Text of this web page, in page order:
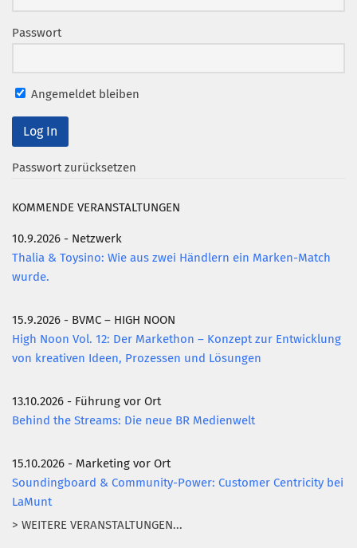
Partnerschaften
Bundesverband Marketing Clubs
MARKETING PIONIERE
CLUB-KOMMUNIKATION
Newsletter
Clubmagazin
MITGLIEDSCHAFT
Mitglied werden
AKTUELLES
Passwort
Angemeldet bleiben
Passwort zurücksetzen
KOMMENDE VERANSTALTUNGEN
10.9.2026 - Netzwerk
Thalia & Toysino: Wie aus zwei Händlern ein Marken-Match
wurde.
15.9.2026 - BVMC – HIGH NOON
High Noon Vol. 12: Der Markethon – Konzept zur Entwicklung
von kreativen Ideen, Prozessen und Lösungen
13.10.2026 - Führung vor Ort
Behind the Streams: Die neue BR Medienwelt
15.10.2026 - Marketing vor Ort
Soundingboard & Community-Power: Customer Centricity bei
LaMunt
> WEITERE VERANSTALTUNGEN...